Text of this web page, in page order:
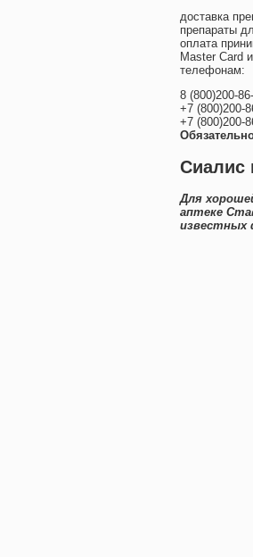
доставка
препараты
оплата
Master Card
телефонам:
8 (800)200-
+7 (800)200-
+7 (800)200-
Сиалис
Для
аптеке
известных